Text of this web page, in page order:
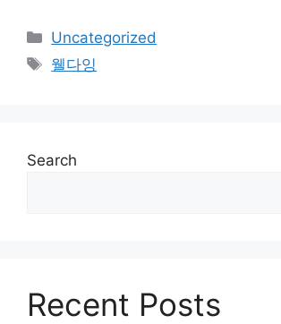
Categories
Uncategorized
Tags
웰다잉
Search
Recent Posts